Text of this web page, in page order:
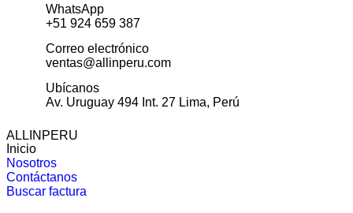
WhatsApp
+51 924 659 387
Correo electrónico
ventas@allinperu.com
Ubícanos
Av. Uruguay 494 Int. 27 Lima, Perú
ALLINPERU
Inicio
Nosotros
Contáctanos
Buscar factura